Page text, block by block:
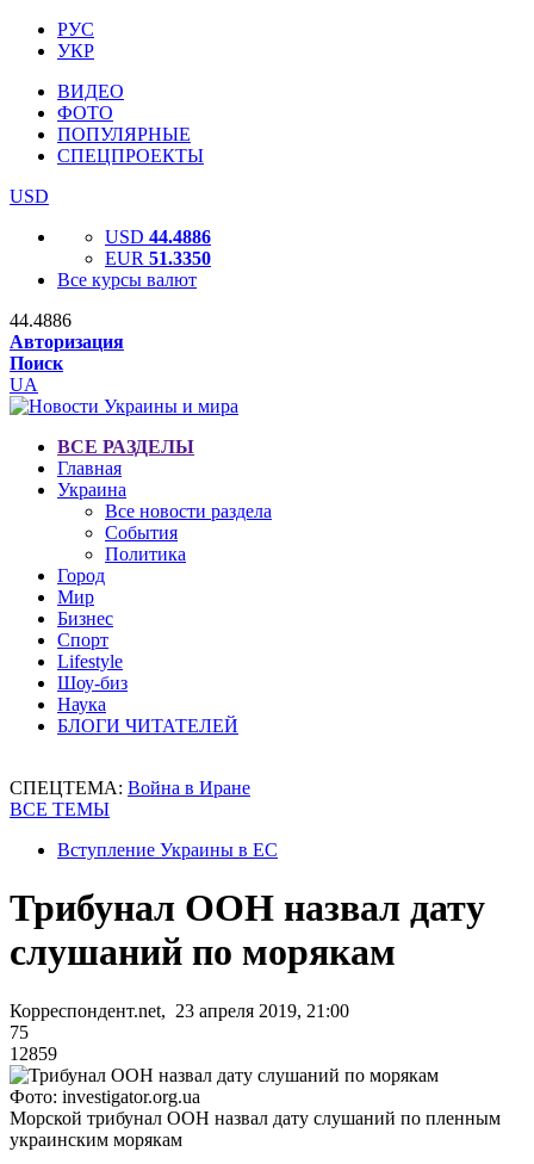
РУС
УКР
ВИДЕО
ФОТО
ПОПУЛЯРНЫЕ
СПЕЦПРОЕКТЫ
USD
USD 44.4886
EUR 51.3350
Все курсы валют
44.4886
Авторизация
Поиск
UA
ВСЕ РАЗДЕЛЫ
Главная
Украина
Все новости раздела
События
Политика
Город
Мир
Бизнес
Спорт
Lifestyle
Шоу-биз
Наука
БЛОГИ ЧИТАТЕЛЕЙ
СПЕЦТЕМА: Война в Иране
ВСЕ ТЕМЫ
Вступление Украины в ЕС
Трибунал ООН назвал дату
слушаний по морякам
Корреспондент.net, 23 апреля 2019, 21:00
75
12859
Фото: investigator.org.ua
Морской трибунал ООН назвал дату слушаний по пленным
украинским морякам